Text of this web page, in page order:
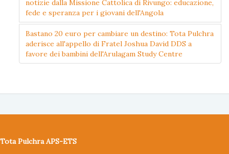
notizie dalla Missione Cattolica di Rivungo: educazione,
fede e speranza per i giovani dell'Angola
Bastano 20 euro per cambiare un destino: Tota Pulchra
aderisce all'appello di Fratel Joshua David DDS a
favore dei bambini dell'Arulagam Study Centre
Tota Pulchra APS-ETS